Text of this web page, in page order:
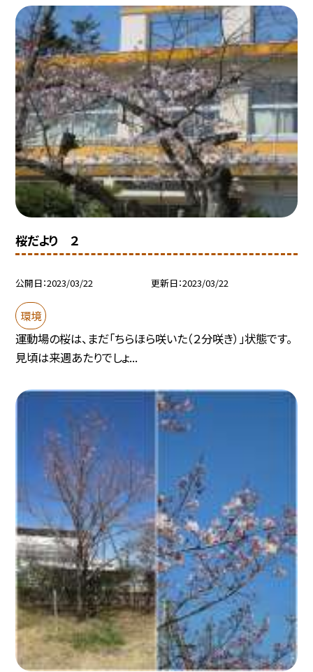
桜だより ２
公開日 2023/03/22 更新日 2023/03/22
環境
運動場の桜は、まだ「ちらほら咲いた（２分咲き）」状態です。
見頃は来週あたりでしょ...